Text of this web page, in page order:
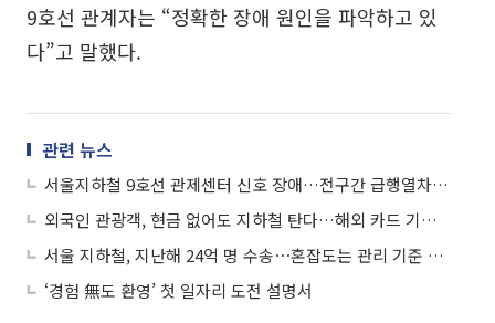
9호선 관계자는 “정확한 장애 원인을 파악하고 있
다”고 말했다.
관련 뉴스
서울지하철 9호선 관제센터 신호 장애…전구간 급행열차 중단
외국인 관광객, 현금 없어도 지하철 탄다…해외 카드 기후동행카드·승차권 결제
서울 지하철, 지난해 24억 명 수송⋯혼잡도는 관리 기준 내 유지
‘경험 無도 환영’ 첫 일자리 도전 설명서